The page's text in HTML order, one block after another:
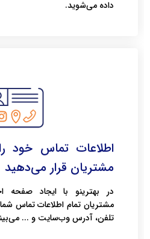
داده می‌شوید.
اطلاعات تماس خود
مشتریان قرار می‌دهید
در بهترینو با ایجاد صفحه
مشتریان تمام اطلاعات تماس
تلفن، آدرس وب‌سایت و ...